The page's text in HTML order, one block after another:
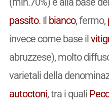
passito. Il bianco, fermo,
invece come base il
abruzzese), molto
varietali della
autoctoni, tra i quali